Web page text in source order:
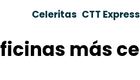
Celeritas CTT Express
más